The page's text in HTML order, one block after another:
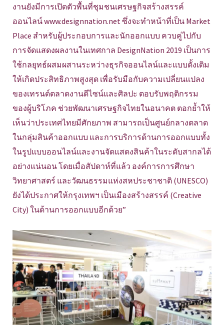
งานยังมีการเปิดตัวพื้นที่ชุมชนเศรษฐกิจสร้างสรรค์
ออนไลน์ www.designnation.net ซึ่งจะทำหน้าที่เป็น Market
Place สำหรับผู้ประกอบการและนักออกแบบ ควบคู่ไปกับ
การจัดแสดงผลงานในเทศกาล DesignNation 2019 เป็นการ
ใช้กลยุทธ์ผสมผสานระหว่างธุรกิจออนไลน์และแบบดั้งเดิม
ให้เกิดประสิทธิภาพสูงสุด เพื่อรับมือกับความเปลี่ยนแปลง
ของเทรนด์ตลาดงานดีไซน์และศิลปะ ตอบรับพฤติกรรม
ของผู้บริโภค ช่วยพัฒนาเศรษฐกิจไทยในอนาคต ตอกย้ำให้
เห็นว่าประเทศไทยมีศักยภาพ สามารถเป็นศูนย์กลางตลาด
ในกลุ่มสินค้าออกแบบ และการบริการด้านการออกแบบทั้ง
ในรูปแบบออนไลน์และงานจัดแสดงสินค้าในระดับสากลได้
อย่างแน่นอน โดยเมื่อสัปดาห์ที่แล้ว องค์การการศึกษา
วิทยาศาสตร์ และวัฒนธรรมแห่งสหประชาชาติ (UNESCO)
ยังได้ประกาศให้กรุงเทพฯ เป็นเมืองสร้างสรรค์ (Creative
City) ในด้านการออกแบบอีกด้วย”